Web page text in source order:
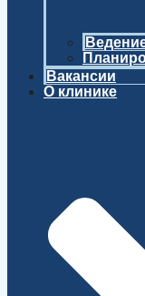
Вакансии
О клинике